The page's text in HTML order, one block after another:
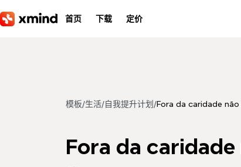
首页 下载 定价
模板/生活/ 自我提升计划 /Fora da caridade
Fora da